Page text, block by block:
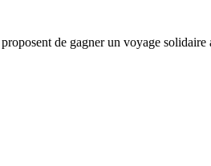
de gagner un voyage